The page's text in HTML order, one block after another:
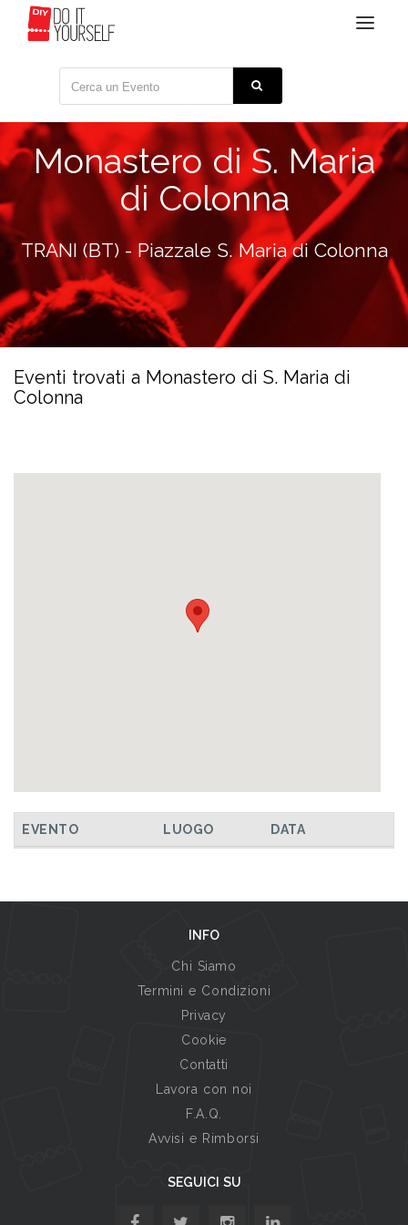
Toggle
Monastero di S. Maria
di Colonna
TRANI (BT) - Piazzale S. Maria di Colonna
Eventi trovati a Monastero di S. Maria di
Colonna
EVENTO LUOGO DATA
INFO
Chi Siamo
Termini e Condizioni
Privacy
Cookie
Contatti
Lavora con noi
F.A.Q.
Avvisi e Rimborsi
SEGUICI SU